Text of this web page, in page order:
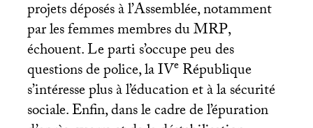
projets déposés à l’Assemblée, notamment
par les femmes membres duMRP,
échouent. Le parti s’occupe peu des
questions de police, laIVeRépublique
s’intéresse plus à l’éducation et à la sécurité
sociale. Enfin, dans le cadre de l’épuration